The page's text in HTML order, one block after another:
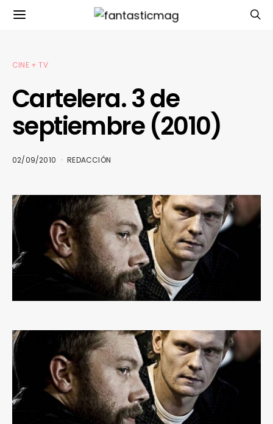
CINE + TV
Cartelera. 3 de
septiembre (2010)
02/09/2010 REDACCIÓN